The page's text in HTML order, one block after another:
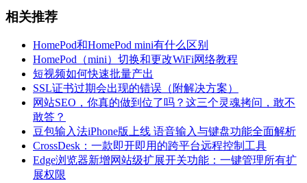
相关推荐
HomePod和HomePod mini有什么区别
HomePod（mini）切换和更改WiFi网络教程
短视频如何快速批量产出
SSL证书过期会出现的错误（附解决方案）
网站SEO，你真的做到位了吗？这三个灵魂拷问，敢不
敢答？
豆包输入法iPhone版上线 语音输入与键盘功能全面解析
CrossDesk：一款即开即用的跨平台远程控制工具
Edge浏览器新增网站级扩展开关功能：一键管理所有扩
展权限